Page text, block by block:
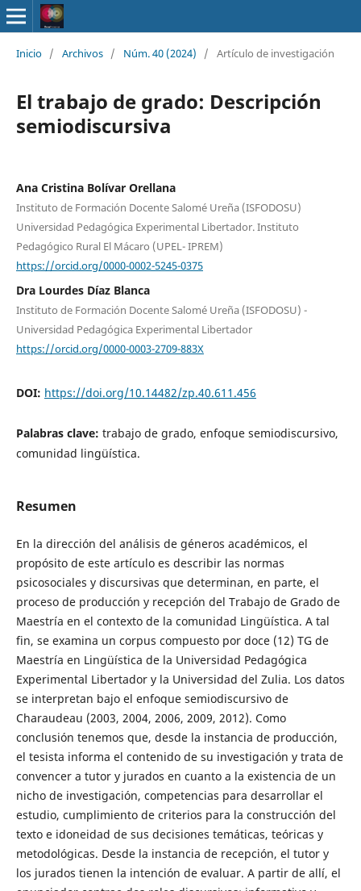
Inicio / Archivos / Núm. 40 (2024) / Artículo de investigación
El trabajo de grado: Descripción
semiodiscursiva
Ana Cristina Bolívar Orellana
Instituto de Formación Docente Salomé Ureña (ISFODOSU)
Universidad Pedagógica Experimental Libertador. Instituto
Pedagógico Rural El Mácaro (UPEL- IPREM)
https://orcid.org/0000-0002-5245-0375
Dra Lourdes Díaz Blanca
Instituto de Formación Docente Salomé Ureña (ISFODOSU) -
Universidad Pedagógica Experimental Libertador
https://orcid.org/0000-0003-2709-883X
DOI: https://doi.org/10.14482/zp.40.611.456
Palabras clave: trabajo de grado, enfoque semiodiscursivo,
comunidad lingüística.
Resumen
En la dirección del análisis de géneros académicos, el
propósito de este artículo es describir las normas
psicosociales y discursivas que determinan, en parte, el
proceso de producción y recepción del Trabajo de Grado de
Maestría en el contexto de la comunidad Lingüística. A tal
fin, se examina un corpus compuesto por doce (12) TG de
Maestría en Lingüística de la Universidad Pedagógica
Experimental Libertador y la Universidad del Zulia. Los datos
se interpretan bajo el enfoque semiodiscursivo de
Charaudeau (2003, 2004, 2006, 2009, 2012). Como
conclusión tenemos que, desde la instancia de producción,
el tesista informa el contenido de su investigación y trata de
convencer a tutor y jurados en cuanto a la existencia de un
nicho de investigación, competencias para desarrollar el
estudio, cumplimiento de criterios para la construcción del
texto e idoneidad de sus decisiones temáticas, teóricas y
metodológicas. Desde la instancia de recepción, el tutor y
los jurados tienen la intención de evaluar. A partir de allí, el